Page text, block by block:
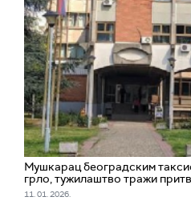
Мушкарац београдским
грло, тужилаштво тражи
11. 01. 2026.